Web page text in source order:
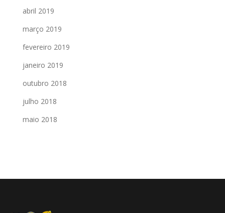
abril 2019
março 2019
fevereiro 2019
janeiro 2019
outubro 2018
julho 2018
maio 2018